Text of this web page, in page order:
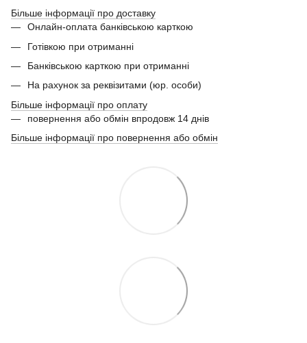
Більше інформації про доставку
Онлайн-оплата банківською карткою
Готівкою при отриманні
Банківською карткою при отриманні
На рахунок за реквізитами (юр. особи)
Більше інформації про оплату
повернення або обмін впродовж 14 днів
Більше інформації про повернення або обмін